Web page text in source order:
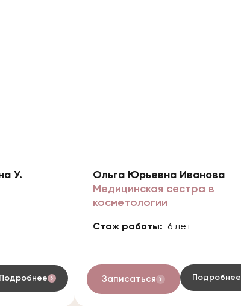
У.
Подробнее
Ольга Юрьевна Иванова
Медицинская сестра в
косметологии
Стаж работы: 6 лет
Записаться Подробнее